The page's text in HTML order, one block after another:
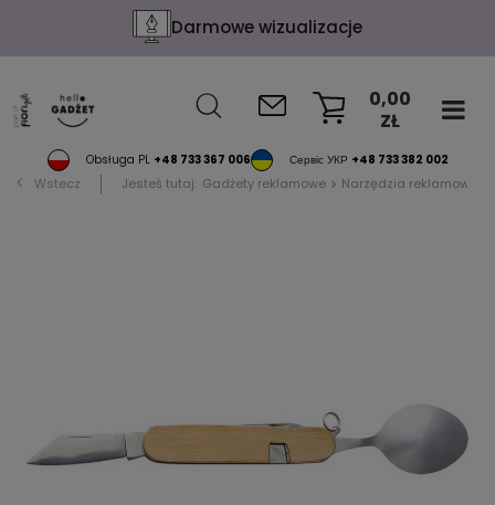
Darmowe wizualizacje
Obsługa PL +48 733 367 006 Сервіс УКР +48 733 382 002
0,00
ZŁ
Wstecz Jesteś tutaj: Gadżety reklamowe Narzędzia reklamowe